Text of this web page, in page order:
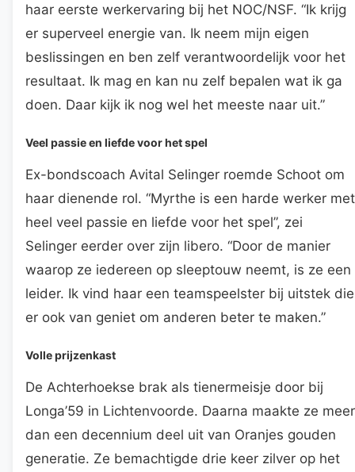
haar eerste werkervaring bij het NOC/NSF. “Ik krijg
er superveel energie van. Ik neem mijn eigen
beslissingen en ben zelf verantwoordelijk voor het
resultaat. Ik mag en kan nu zelf bepalen wat ik ga
doen. Daar kijk ik nog wel het meeste naar uit.”
Veel passie en liefde voor het spel
Ex-bondscoach Avital Selinger roemde Schoot om
haar dienende rol. “Myrthe is een harde werker met
heel veel passie en liefde voor het spel”, zei
Selinger eerder over zijn libero. “Door de manier
waarop ze iedereen op sleeptouw neemt, is ze een
leider. Ik vind haar een teamspeelster bij uitstek die
er ook van geniet om anderen beter te maken.”
Volle prijzenkast
De Achterhoekse brak als tienermeisje door bij
Longa’59 in Lichtenvoorde. Daarna maakte ze meer
dan een decennium deel uit van Oranjes gouden
generatie. Ze bemachtigde drie keer zilver op het